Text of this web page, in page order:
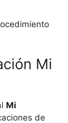
Mi
Mi
de